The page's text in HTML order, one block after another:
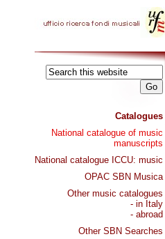
Catalogues
National catalogue of music
manuscripts
National catalogue ICCU: music
OPAC SBN Musica
Other music catalogues
- in Italy
- abroad
Other SBN Searches